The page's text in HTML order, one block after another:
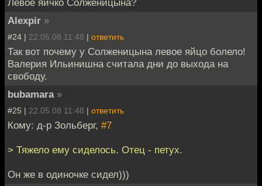
Левое яичко Солженицына?
Alexpir »
#24 | 22.05.08 11:48 | ответить
Так вот почему у Солженицына левое яйцо болело!
Валерия Ильинишна считала дни до выхода на
свободу.
bubamara »
#25 | 22.05.08 11:48 | ответить
Кому: д-р Зольберг, #7
> Тяжело ему сиделось. Отец - петух.
Он же в одиночке сидел)))